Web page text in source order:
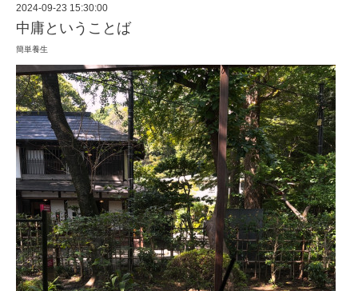
2024-09-23 15:30:00
中庸ということば
簡単養生